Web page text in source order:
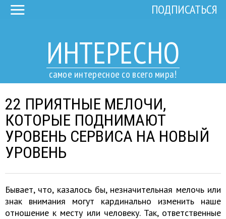
ИНТЕРЕСНО
самое интересное со всего мира!
ПОДПИСАТЬСЯ
22 ПРИЯТНЫЕ МЕЛОЧИ,
КОТОРЫЕ ПОДНИМАЮТ
УРОВЕНЬ СЕРВИСА НА НОВЫЙ
УРОВЕНЬ
Бывает, что, казалось бы, незначительная мелочь или
знак внимания могут кардинально изменить наше
отношение к месту или человеку. Так, ответственные